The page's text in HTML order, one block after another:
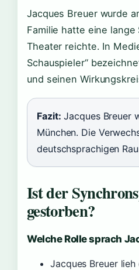
Jacques Breuer wurde
Familie hatte eine
Theater reichte. In
Schauspieler“
und seinen
Fazit: Jacques Breuer
München. Die
deutschsprachigen
Ist der
gestorben?
Welche Rolle sprach
Jacques Breuer